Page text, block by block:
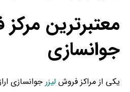
معتبرترین
جوانسازی
یکی از مراکز فروش لیزر جوانسازی